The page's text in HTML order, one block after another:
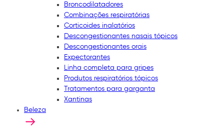
Broncodilatadores
Combinações respiratórias
Corticoides inalatórios
Descongestionantes nasais tópicos
Descongestionantes orais
Expectorantes
Linha completa para gripes
Produtos respiratórios tópicos
Tratamentos para garganta
Xantinas
Beleza